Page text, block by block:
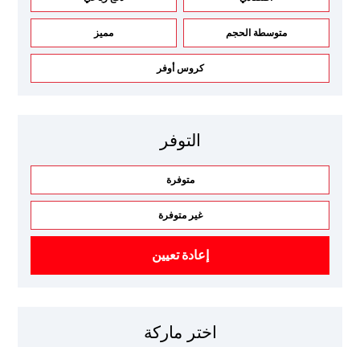
متوسطة الحجم مميز
كروس أوفر
التوفر
متوفرة
غير متوفرة
إعادة تعيين
اختر ماركة